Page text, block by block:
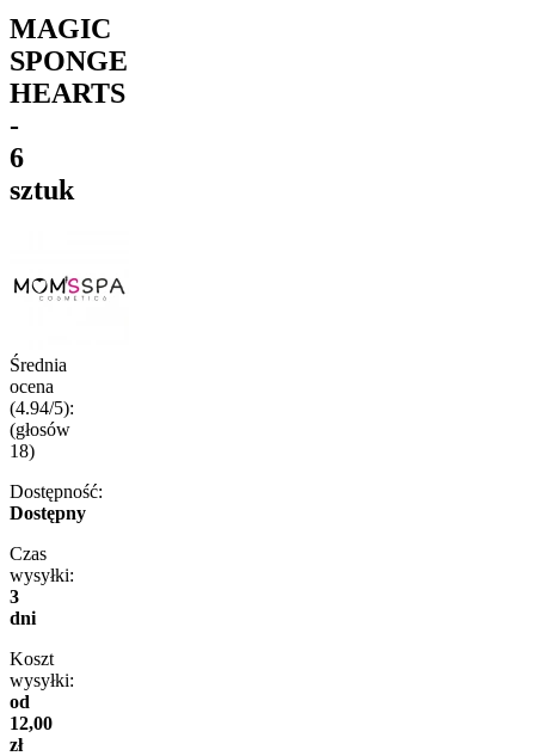
MAGIC
SPONGE
HEARTS
-
6
sztuk
Średnia
ocena
(4.94/5):
(głosów
18)
Dostępność:
Dostępny
Czas
wysyłki:
3
dni
Koszt
wysyłki:
od
12,00
zł